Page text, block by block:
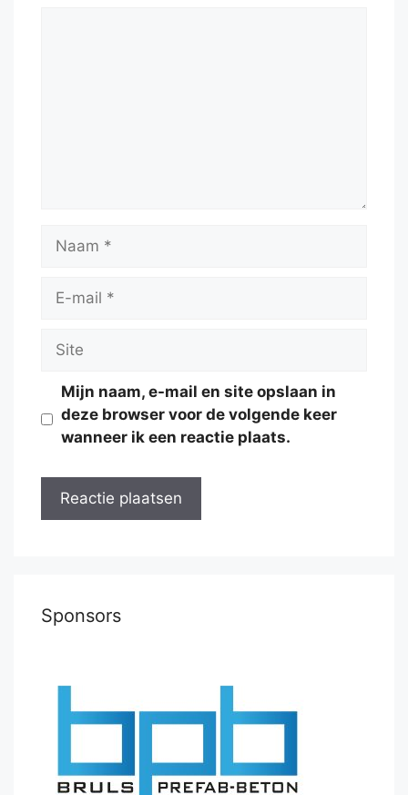
Naam
Site
Mijn naam, e-mail en site opslaan in
deze browser voor de volgende keer
wanneer ik een reactie plaats.
Sponsors